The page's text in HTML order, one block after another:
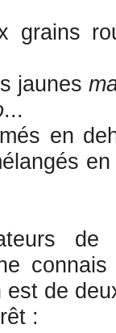
grains
jaunes
...
en
de
de
: